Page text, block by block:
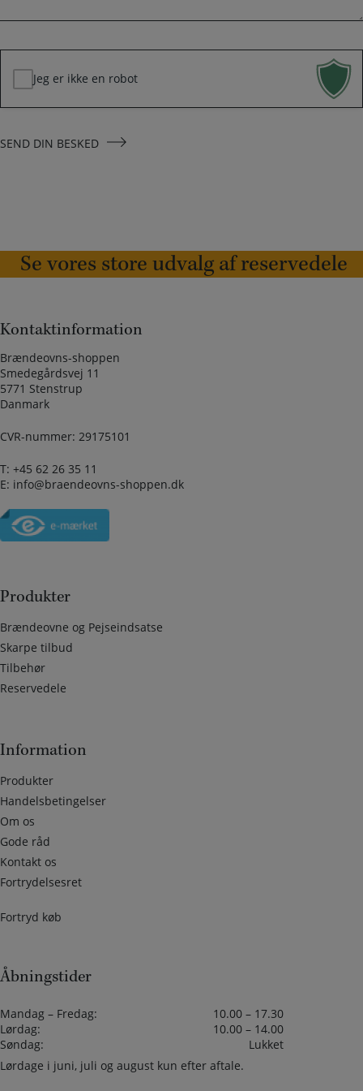
*
Jeg er ikke en robot
SEND DIN BESKED
Se vores store udvalg af reservedele
Kontaktinformation
Brændeovns-shoppen
Smedegårdsvej 11
5771 Stenstrup
Danmark
CVR-nummer: 29175101
T: +45 62 26 35 11
E: info@braendeovns-shoppen.dk
Produkter
Brændeovne og Pejseindsatse
Skarpe tilbud
Tilbehør
Reservedele
Information
Produkter
Handelsbetingelser
Om os
Gode råd
Kontakt os
Fortrydelsesret
Fortryd køb
Åbningstider
Mandag – Fredag:
10.00 – 17.30
Lørdag:
10.00 – 14.00
Søndag:
Lukket
Lørdage i juni, juli og august kun efter aftale.